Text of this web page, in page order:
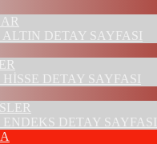
ALTIN DETAY SAYFASI
DETAY SAYFASI
ENDEKS DETAY SAYFASI